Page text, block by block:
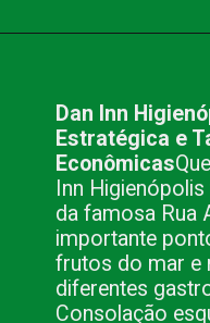
Dan Inn
Estratégica e
Econômicas
Inn
da famosa Rua
importante
frutos do mar e
diferentes
Consolação